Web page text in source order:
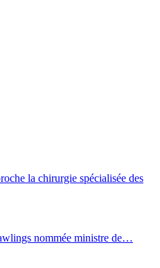
la chirurgie spécialisée des
nommée ministre de…